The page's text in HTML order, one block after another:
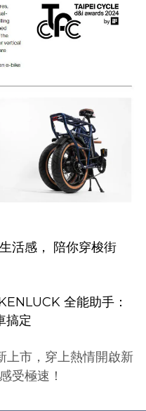
活感 ， 陪你穿梭街
全能助手：
搞定
市， 穿上熱情開啟新
受極速！